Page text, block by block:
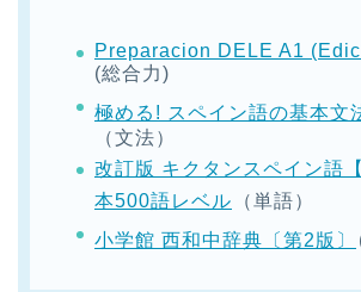
Preparacion DELE A1
(総合力)
極める! スペイン語の基本文
（文法）
改訂版 キクタンスペイン語
本500語レベル
（単語）
小学館 西和中辞典〔第2版〕